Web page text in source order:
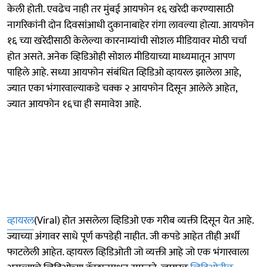
केली होती. एवढेच नाही तर मुंबई आयफोन १६ खरेदी करण्यासाठी
नागरिकांनी दोन दिवसांआधी दुकानाबाहेर रांगा लावल्या होत्या. आयफोन
१६ च्या खरेदीसाठी केलेल्या कारनाम्यांची सोशल मीडियावर मोठी चर्चा
होत असते. अनेक व्हिडिओही सोशल मीडियाच्या माध्यमातून आपण
पाहिले आहे. सध्या आयफोन संबंधित व्हिडिओ व्हायरल झालेला आहे,
ज्यात एका भंगारवाल्याकडे चक्क २ आयफोन दिसून आलेले आहेत,
ज्यात आयफोन १६चा ही समावेश आहे.
व्हायरल(Viral) होत असलेला व्हिडिओ एक गरीब व्यक्ती दिसून येत आहे.
ज्याच्या अंगावर साधे पूर्ण कपडेही नाहीत. जी कपडे आहेत तीही अर्धी
फाटलेली आहेत. व्हायरल व्हिडिओती जो व्यक्ती आहे जो एक भंगारवाला